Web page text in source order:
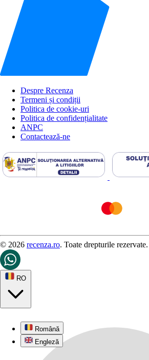
Despre Recenza
Termeni și condiții
Politica de cookie-uri
Politica de confidențialitate
ANPC
Contactează-ne
© 2026 recenza.ro. Toate drepturile rezervate.
RO
Română
Engleză